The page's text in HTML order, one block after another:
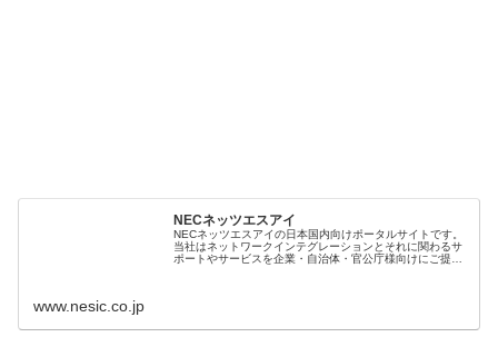
NECネッツエスアイ
NECネッツエスアイの日本国内向けポータルサイトです。
当社はネットワークインテグレーションとそれに関わるサ
ポートやサービスを企業・自治体・官公庁様向けにご提供
www.nesic.co.jp